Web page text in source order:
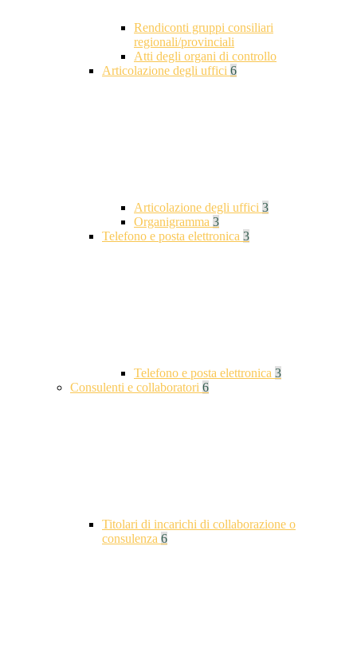
Rendiconti gruppi consiliari
regionali/provinciali
Atti degli organi di controllo
Articolazione degli uffici 6
Articolazione degli uffici 3
Organigramma 3
Telefono e posta elettronica 3
Telefono e posta elettronica 3
Consulenti e collaboratori 6
Titolari di incarichi di collaborazione o
consulenza 6